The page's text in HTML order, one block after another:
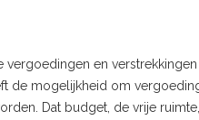
en
de mogelijkheid om
Dat budget, de vrije